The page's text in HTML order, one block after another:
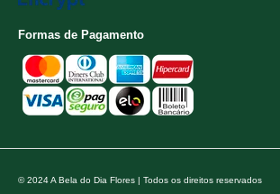
Formas de Pagamento
© 2024 A Bela do Dia Flores | Todos os direitos reservados